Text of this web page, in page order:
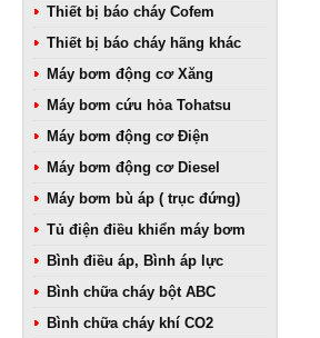
Thiết bị báo cháy Cofem
Thiết bị báo cháy hãng khác
Máy bơm động cơ Xăng
Máy bơm cứu hỏa Tohatsu
Máy bơm động cơ Điện
Máy bơm động cơ Diesel
Máy bơm bù áp ( trục đứng)
Tủ điện điều khiển máy bơm
Bình điều áp, Bình áp lực
Bình chữa cháy bột ABC
Bình chữa cháy khí CO2